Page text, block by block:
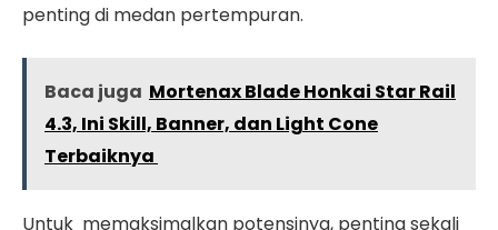
penting di medan pertempuran.
Baca juga Mortenax Blade Honkai Star Rail
4.3, Ini Skill, Banner, dan Light Cone
Terbaiknya
Untuk memaksimalkan potensinya, penting sekali